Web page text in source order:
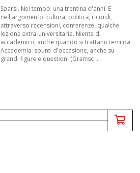
Sparsi. Nel tempo: una trentina d'anni. E
nell'argomento: cultura, politica, ricordi,
attraverso recensioni, conferenze, qualche
lezione extra-universitaria. Niente di
accademico, anche quando si trattano temi da
Accademia: spunti d'occasione, anche su
grandi figure e questioni (Gramsc ...